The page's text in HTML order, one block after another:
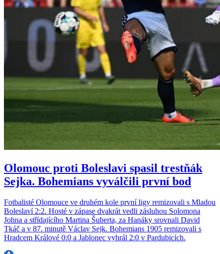
Olomouc proti Boleslavi spasil trestňák
Sejka. Bohemians vyválčili první bod
Fotbalisté Olomouce ve druhém kole první ligy remizovali s Mladou
Boleslaví 2:2. Hosté v zápase dvakrát vedli zásluhou Solomona
Johna a střídajícího Martina Šuberta, za Hanáky srovnali David
Tkáč a v 87. minutě Václav Sejk. Bohemians 1905 remizovali s
Hradcem Králové 0:0 a Jablonec vyhrál 2:0 v Pardubicích.